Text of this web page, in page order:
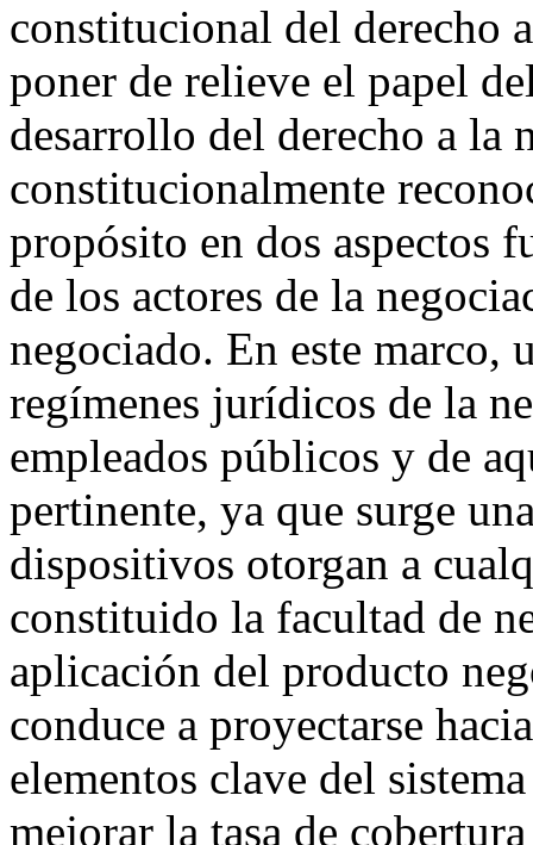
constitucional del derecho
poner de relieve el papel
desarrollo del derecho a la
constitucionalmente
propósito en dos aspectos
de los actores de la
negociado. En este marco,
regímenes jurídicos de la
empleados públicos y de
pertinente, ya que surge
dispositivos otorgan a
constituido la facultad de
aplicación del producto
conduce a proyectarse
elementos clave del
mejorar la tasa de